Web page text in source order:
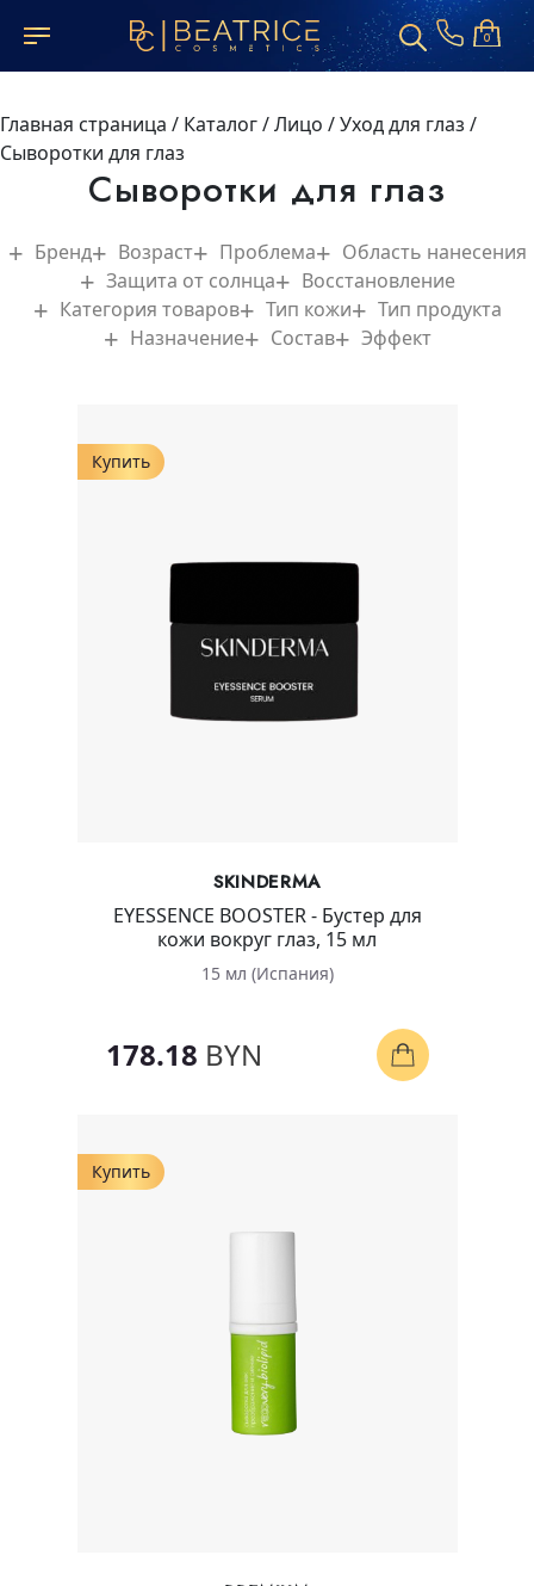
0
Главная страница / Каталог/Лицо /Уход для глаз /
Сыворотки для глаз
Сыворотки для глаз
Бренд Возраст Проблема
Область нанесения
Защита от солнца
Восстановление
Категория товаров
Тип кожи
Тип продукта
Назначение
Состав Эффект
Купить
SKINDERMA
EYESSENCE BOOSTER - Бустер для
кожи вокруг глаз, 15 мл
15 мл (Испания)
178.18 BYN
Купить